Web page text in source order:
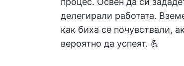
делегирали работата.
как биха се почувствали,
вероятно да успеят. 💪